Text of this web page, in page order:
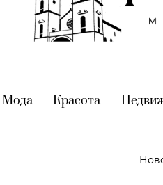
Мода(current)
Красота (current)